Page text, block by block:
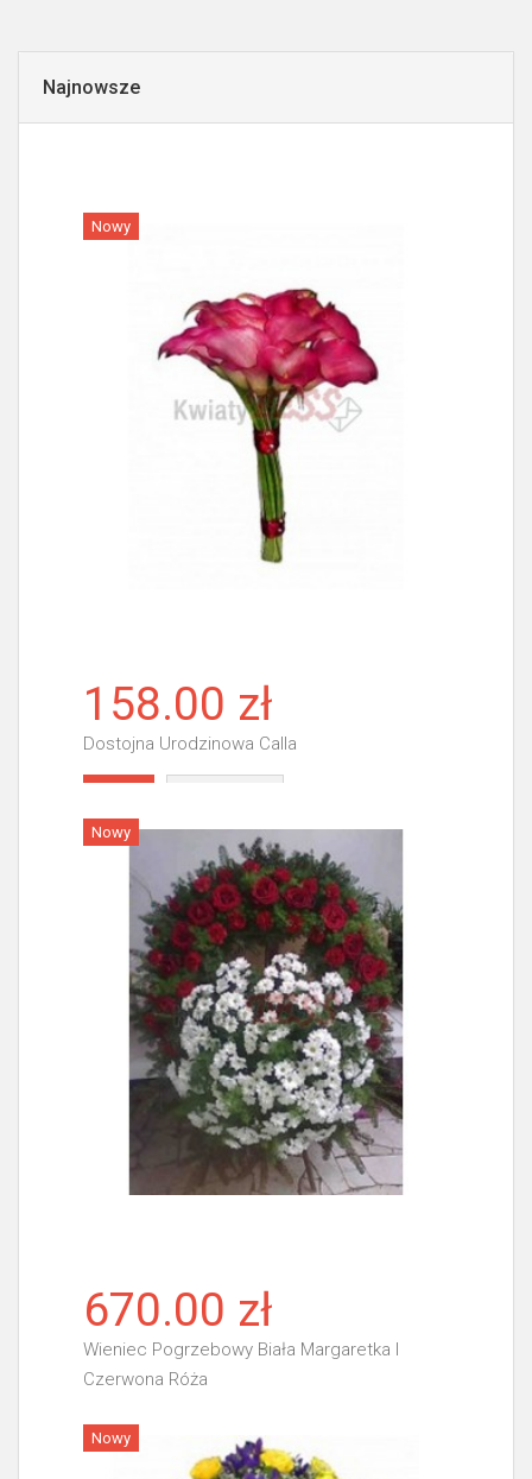
Najnowsze
Nowy
158.00 zł
Dostojna Urodzinowa Calla
Nowy
670.00 zł
Wieniec Pogrzebowy Biała Margaretka I
Czerwona Róża
Więcej
Nowy